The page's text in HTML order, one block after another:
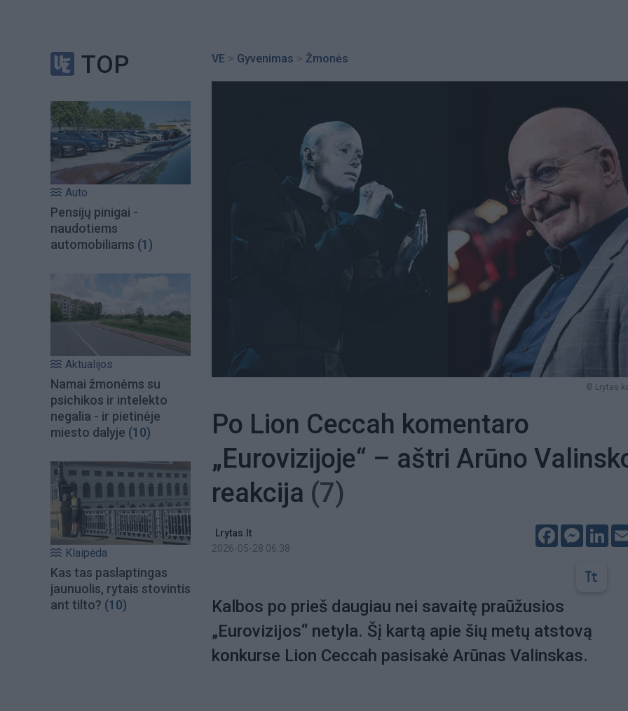
TOP
Auto
Pensijų pinigai -
naudotiems
automobiliams (1)
Aktualijos
Namai žmonėms su
psichikos ir intelekto
negalia - ir pietinėje
miesto dalyje (10)
Klaipėda
Kas tas paslaptingas
jaunuolis, rytais stovintis
ant tilto? (10)
VE > Gyvenimas > Žmonės
© Lrytas
Po Lion Ceccah komentaro
„Eurovizijoje“ – aštri Arūno
reakcija (7)
Lrytas.lt
2026-05-28 06:38
Facebook
Kalbos po prieš daugiau nei savaitę praūžusios
„Eurovizijos“ netyla. Šį kartą apie šių metų atstovą
konkurse Lion Ceccah pasisakė Arūnas Valinskas.